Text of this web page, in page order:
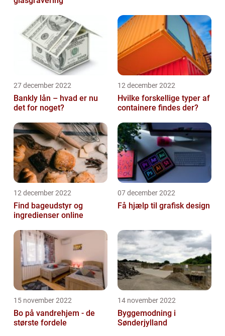
27 december 2022
Bankly lån – hvad er nu
det for noget?
12 december 2022
Hvilke forskellige typer af
containere findes der?
12 december 2022
Find bageudstyr og
ingredienser online
07 december 2022
Få hjælp til grafisk design
15 november 2022
Bo på vandrehjem - de
største fordele
14 november 2022
Byggemodning i
Sønderjylland